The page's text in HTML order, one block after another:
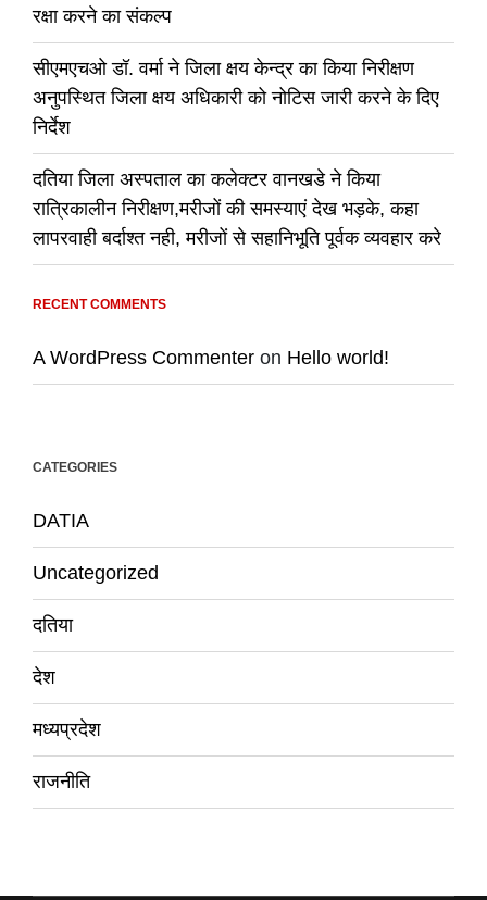
रक्षा करने का संकल्प
सीएमएचओ डॉ. वर्मा ने जिला क्षय केन्द्र का किया निरीक्षण
अनुपस्थित जिला क्षय अधिकारी को नोटिस जारी करने के दिए
निर्देश
दतिया जिला अस्पताल का कलेक्टर वानखडे ने किया
रात्रिकालीन निरीक्षण,मरीजों की समस्याएं देख भड़के, कहा
लापरवाही बर्दाश्त नही, मरीजों से सहानिभूति पूर्वक व्यवहार करे
RECENT COMMENTS
A WordPress Commenter on Hello world!
CATEGORIES
DATIA
Uncategorized
दतिया
देश
मध्यप्रदेश
राजनीति